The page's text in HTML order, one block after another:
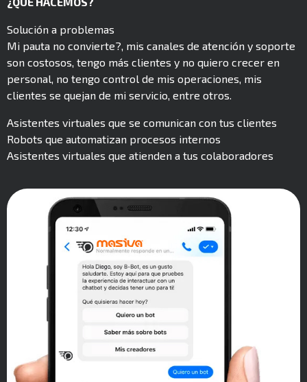
Solución a problemas
Mi pauta no convierte?, mis canales de atención y soporte
son costosos, tengo más clientes y no quiero crecer en
personal, no tengo control de mis operaciones, mis
clientes se quejan de mi servicio, entre otros.
Asistentes virtuales que se comunican con tus clientes
Robots que automatizan procesos internos
Asistentes virtuales que atienden a tus colaboradores